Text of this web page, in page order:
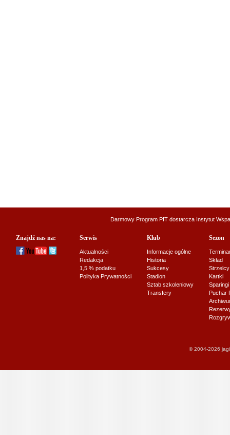
Darmowy Program PIT dostarcza Instytut
Znajdź nas na: Serwis
Aktualności
Redakcja
1,5 % podatku
Polityka Prywatności
Klub
Informacje ogólne
Historia
Sukcesy
Stadion
Sztab szkoleniowy
Transfery
Sezon
Skład
Strzelcy
Kartki
Sparingi
Puchar
© 2004-2026